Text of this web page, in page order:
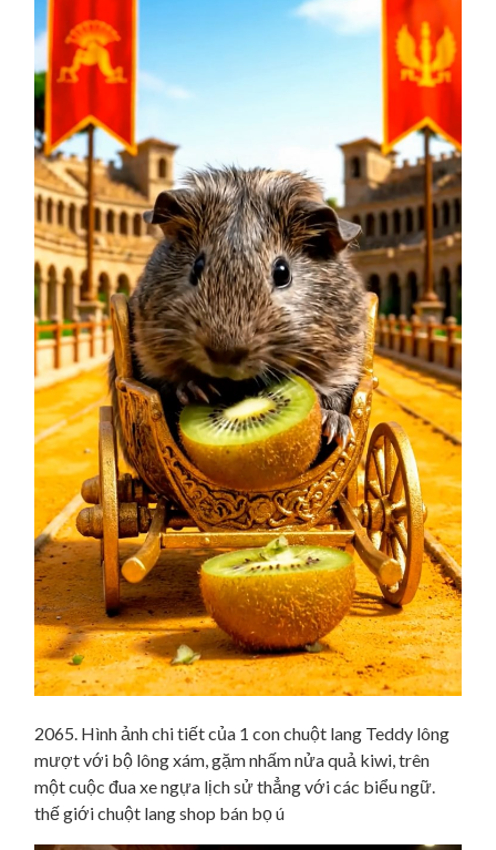
2065. Hình ảnh chi tiết của 1 con chuột lang Teddy lông
mượt với bộ lông xám, gặm nhấm nửa quả kiwi, trên
một cuộc đua xe ngựa lịch sử thẳng với các biểu ngữ.
thế giới chuột lang shop bán bọ ú